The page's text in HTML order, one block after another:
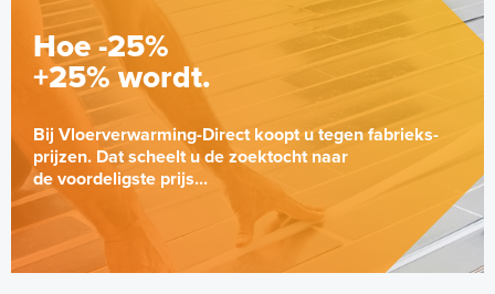
Hoe -25%
+25% wordt.
Bij Vloerverwarming-Direct koopt u tegen fabrieks-
prijzen. Dat scheelt u de zoektocht naar
de voordeligste prijs...